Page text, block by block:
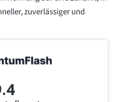
zuverlässiger und